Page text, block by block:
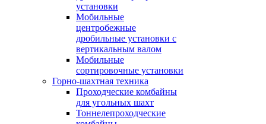
установки
Мобильные
центробежные
дробильные установки с
вертикальным валом
Мобильные
сортировочные установки
Горно-шахтная техника
Проходческие комбайны
для угольных шахт
Тоннелепроходческие